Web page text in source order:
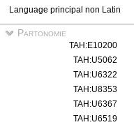
Language principal non Latin
Partonomie
TAH:E10200
TAH:U5062
TAH:U6322
TAH:U8353
TAH:U6367
TAH:U6519